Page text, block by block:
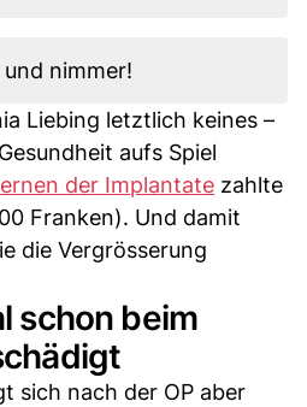
nimmer!
Liebing letztlich keines –
aufs Spiel
der Implantate zahlte
Franken). Und damit
die Vergrösserung
schon beim
sich nach der OP aber